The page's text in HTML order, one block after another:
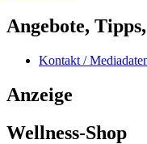
Angebote,
Kontakt /
Anzeige
Wellness-Shop